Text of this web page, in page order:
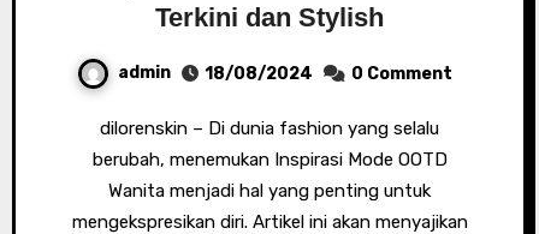
Terkini dan Stylish
admin 18/08/2024 0 Comment
dilorenskin – Di dunia fashion yang selalu
berubah, menemukan Inspirasi Mode OOTD
Wanita menjadi hal yang penting untuk
mengekspresikan diri. Artikel ini akan menyajikan